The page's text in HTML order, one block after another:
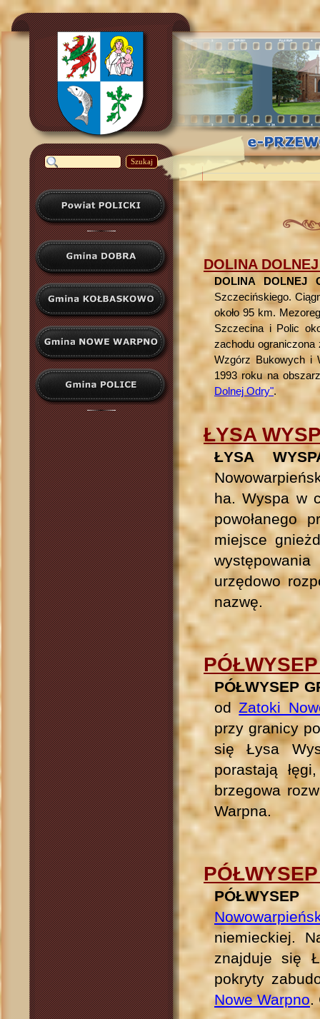
Szukaj
DOLINA
DOLINA DOLNEJ
Szczecińskiego.
około 95 km.
Szczecina i Polic
zachodu
Wzgórz Bukowych i
1993 roku na
Dolnej Odry".
ŁYSA
ŁYSA
ha. Wyspa w
powołanego
miejsce
urzędowo
nazwę.
PÓŁWYSEP
odZatoki
przy granicy
się Łysa
porastają
brzegowa
Warpna.
PÓŁWYSEP
niemieckiej.
znajduje się
pokryty
Nowe Warpno.